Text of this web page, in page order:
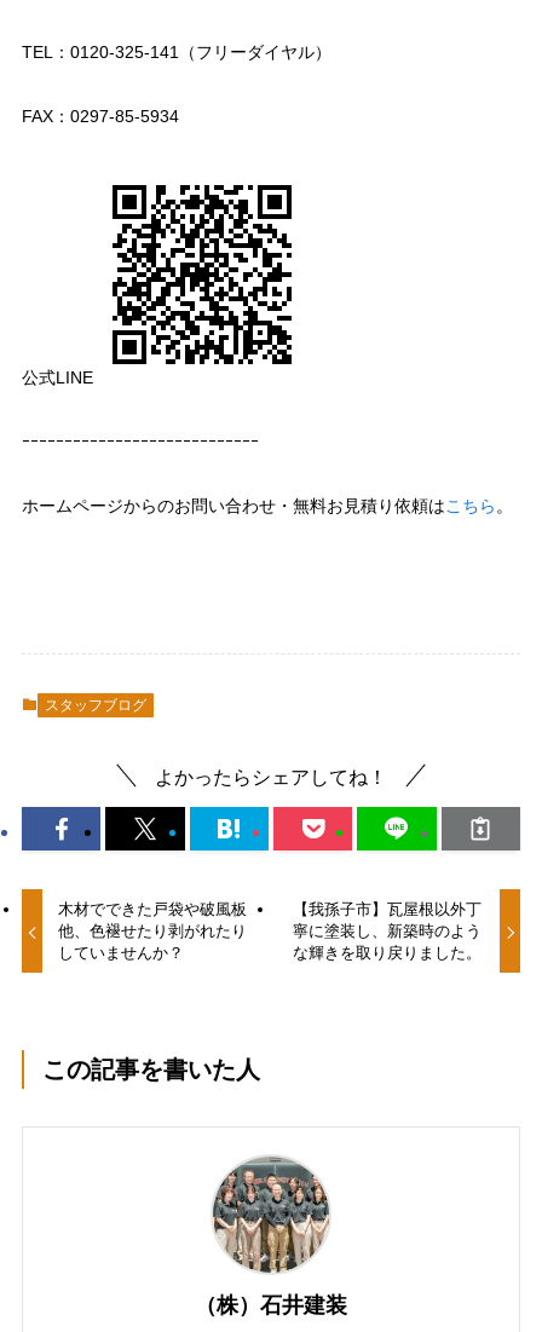
TEL：0120-325-141（フリーダイヤル）
FAX：0297-85-5934
公式LINE
ｰｰｰｰｰｰｰｰｰｰｰｰｰｰｰｰｰｰｰｰｰｰｰｰｰｰｰｰ
ホームページからのお問い合わせ・無料お見積り依頼はこちら 。
スタッフブログ
よかったらシェアしてね！
木材でできた戸袋や破風板
他、色褪せたり剥がれたり
していませんか？
【我孫子市】瓦屋根以外丁
寧に塗装し、新築時のよう
な輝きを取り戻りました。
この記事を書いた人
（株）石井建装